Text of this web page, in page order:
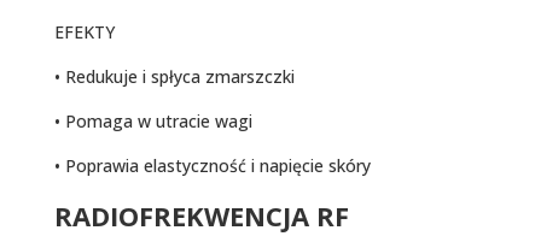
EFEKTY
• Redukuje i spłyca zmarszczki
• Pomaga w utracie wagi
• Poprawia elastyczność i napięcie skóry
RADIOFREKWENCJA RF